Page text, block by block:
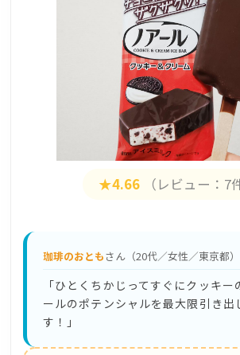
★4.66 （レビュー：7
珈琲のおともさん（20代／女性／東京都）
「ひとくちかじってすぐにクッキー
ールのポテンシャルを最大限引き出
す！」